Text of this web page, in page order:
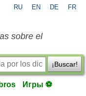
RU EN DE FR
sobre el
¡Buscar!
Игры ⚽